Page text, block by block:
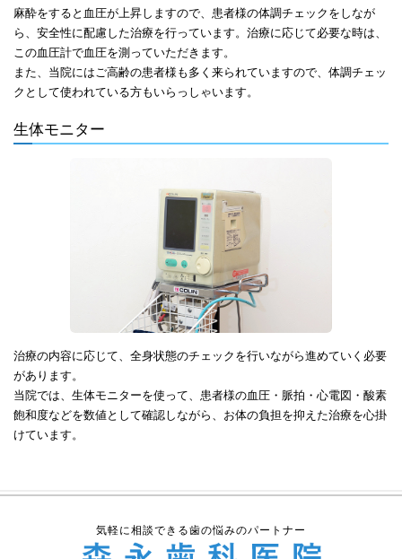
麻酔をすると血圧が上昇しますので、患者様の体調チェックをしなが
ら、安全性に配慮した治療を行っています。治療に応じて必要な時は、
この血圧計で血圧を測っていただきます。
また、当院にはご高齢の患者様も多く来られていますので、体調チェッ
クとして使われている方もいらっしゃいます。
生体モニター
治療の内容に応じて、全身状態のチェックを行いながら進めていく必要
があります。
当院では、生体モニターを使って、患者様の血圧・脈拍・心電図・酸素
飽和度などを数値として確認しながら、お体の負担を抑えた治療を心掛
けています。
気軽に相談できる歯の悩みのパートナー